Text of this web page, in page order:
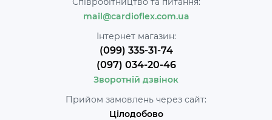
mail@cardioflex.com.ua
Інтернет магазин:
(099) 335-31-74
(097) 034-20-46
Зворотній дзвінок
Прийом замовлень через сайт:
Цілодобово